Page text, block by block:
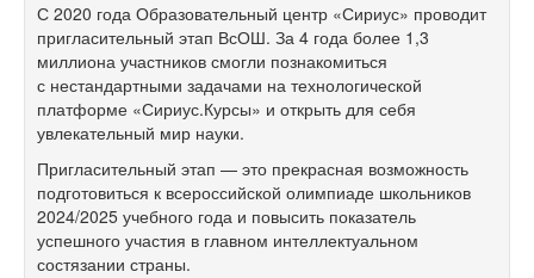
С 2020 года Образовательный центр «Сириус» проводит
пригласительный этап ВсОШ. За 4 года более 1,3
миллиона участников смогли познакомиться
с нестандартными задачами на технологической
платформе «Сириус.Курсы» и открыть для себя
увлекательный мир науки.
Пригласительный этап — это прекрасная возможность
подготовиться к всероссийской олимпиаде школьников
2024/2025 учебного года и повысить показатель
успешного участия в главном интеллектуальном
состязании страны.